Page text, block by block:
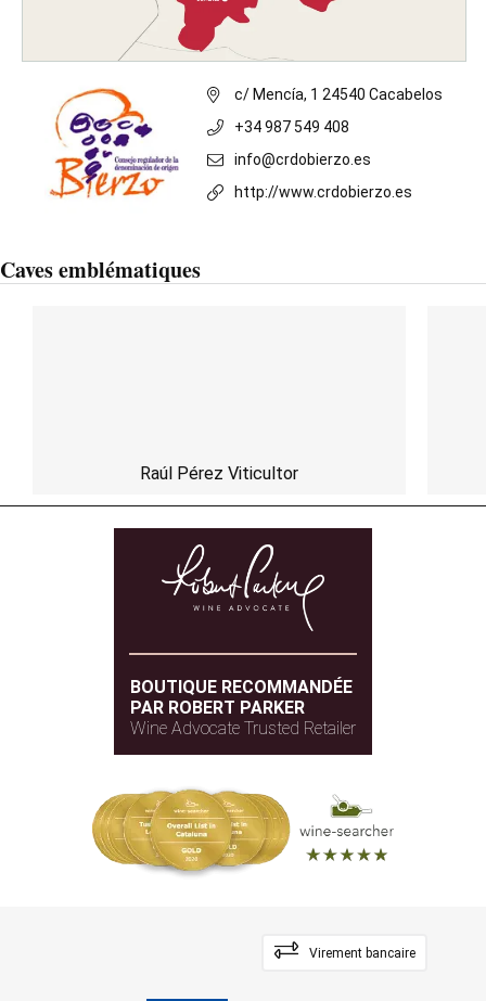
c/ Mencía, 1 24540 Cacabelos
+34 987 549 408
info@crdobierzo.es
http://www.crdobierzo.es
Caves emblématiques
Raúl Pérez Viticultor
BOUTIQUE RECOMMANDÉE
PAR ROBERT PARKER
Wine Advocate Trusted Retailer
Virement bancaire